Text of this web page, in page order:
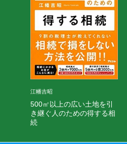
江幡吉昭
500㎡以上の広い土地を引
き継ぐ人のための得する相
続